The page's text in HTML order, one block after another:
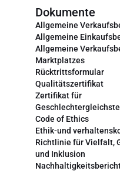
Dokumente
Allgemeine
Allgemeine
Allgemeine
Marktplatzes
Rücktrittsformular
Qualitätszertifikat
Zertifikat für
Code of Ethics
Ethik-und
Richtlinie für Vielfalt,
und Inklusion